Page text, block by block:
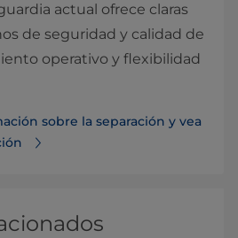
actual ofrece claras
de seguridad y calidad de
operativo y flexibilidad
sobre la separación y vea